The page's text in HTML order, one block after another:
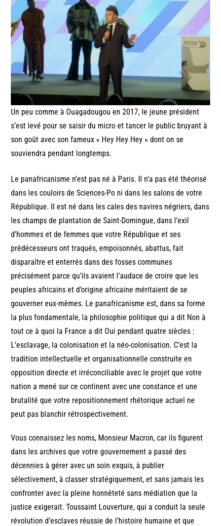
Un peu comme à Ouagadougou en 2017, le jeune président
s’est levé pour se saisir du micro et tancer le public bruyant à
son goût avec son fameux « Hey Hey Hey » dont on se
souviendra pendant longtemps.
Le panafricanisme n’est pas né à Paris. Il n’a pas été théorisé
dans les couloirs de Sciences-Po ni dans les salons de votre
République. Il est né dans les cales des navires négriers, dans
les champs de plantation de Saint-Domingue, dans l’exil
d’hommes et de femmes que votre République et ses
prédécesseurs ont traqués, empoisonnés, abattus, fait
disparaître et enterrés dans des fosses communes
précisément parce qu’ils avaient l’audace de croire que les
peuples africains et d’origine africaine méritaient de se
gouverner eux-mêmes. Le panafricanisme est, dans sa forme
la plus fondamentale, la philosophie politique qui a dit Non à
tout ce à quoi la France a dit Oui pendant quatre siècles :
L’esclavage, la colonisation et la néo-colonisation. C’est la
tradition intellectuelle et organisationnelle construite en
opposition directe et irréconciliable avec le projet que votre
nation a mené sur ce continent avec une constance et une
brutalité que votre repositionnement rhétorique actuel ne
peut pas blanchir rétrospectivement.
Vous connaissez les noms, Monsieur Macron, car ils figurent
dans les archives que votre gouvernement a passé des
décennies à gérer avec un soin exquis, à publier
sélectivement, à classer stratégiquement, et sans jamais les
confronter avec la pleine honnêteté sans médiation que la
justice exigerait. Toussaint Louverture, qui a conduit la seule
révolution d’esclaves réussie de l’histoire humaine et que